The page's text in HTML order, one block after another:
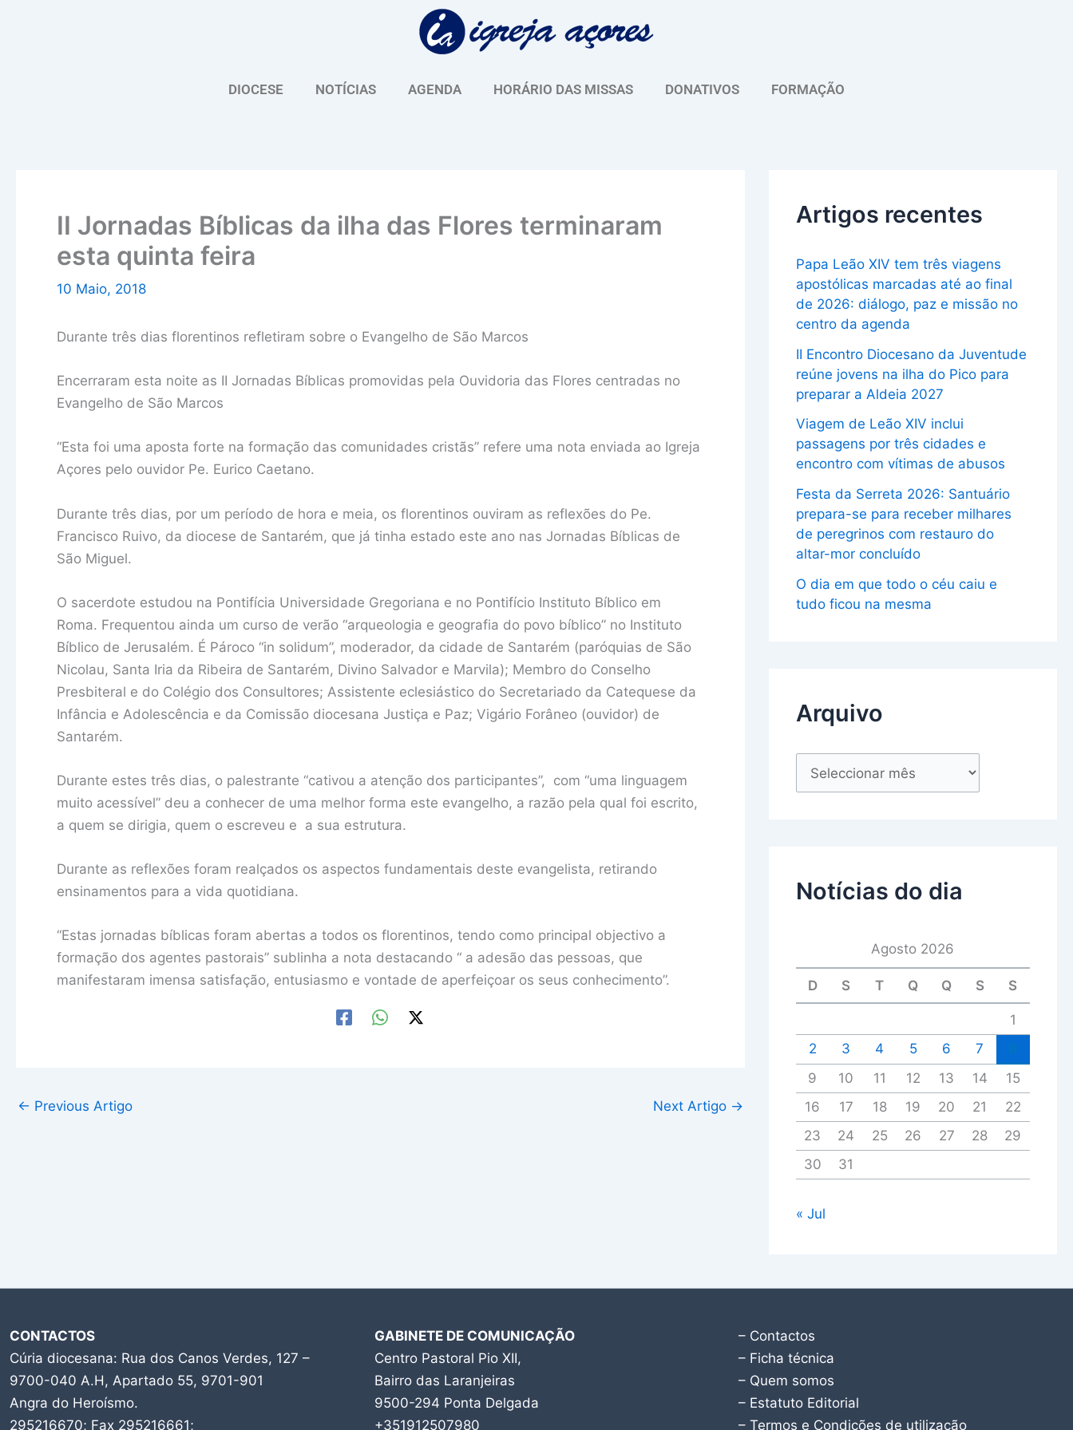
DIOCESE NOTÍCIAS AGENDA HORÁRIO DAS MISSAS DONATIVOS FORMAÇÃO
II Jornadas Bíblicas da ilha das Flores terminaram
esta quinta feira
10 Maio, 2018
Durante três dias florentinos refletiram sobre o Evangelho de São Marcos
Encerraram esta noite as II Jornadas Bíblicas promovidas pela Ouvidoria das Flores centradas no
Evangelho de São Marcos
“Esta foi uma aposta forte na formação das comunidades cristãs” refere uma nota enviada ao Igreja
Açores pelo ouvidor Pe. Eurico Caetano.
Durante três dias, por um período de hora e meia, os florentinos ouviram as reflexões do Pe.
Francisco Ruivo, da diocese de Santarém, que já tinha estado este ano nas Jornadas Bíblicas de
São Miguel.
O sacerdote estudou na Pontifícia Universidade Gregoriana e no Pontifício Instituto Bíblico em
Roma. Frequentou ainda um curso de verão “arqueologia e geografia do povo bíblico” no Instituto
Bíblico de Jerusalém. É Pároco “in solidum”, moderador, da cidade de Santarém (paróquias de São
Nicolau, Santa Iria da Ribeira de Santarém, Divino Salvador e Marvila); Membro do Conselho
Presbiteral e do Colégio dos Consultores; Assistente eclesiástico do Secretariado da Catequese da
Infância e Adolescência e da Comissão diocesana Justiça e Paz; Vigário Forâneo (ouvidor) de
Santarém.
Durante estes três dias, o palestrante “cativou a atenção dos participantes”, com “uma linguagem
muito acessível” deu a conhecer de uma melhor forma este evangelho, a razão pela qual foi escrito,
a quem se dirigia, quem o escreveu e a sua estrutura.
Durante as reflexões foram realçados os aspectos fundamentais deste evangelista, retirando
ensinamentos para a vida quotidiana.
“Estas jornadas bíblicas foram abertas a todos os florentinos, tendo como principal objectivo a
formação dos agentes pastorais” sublinha a nota destacando “ a adesão das pessoas, que
manifestaram imensa satisfação, entusiasmo e vontade de aperfeiçoar os seus conhecimento”.
← Previous Artigo Next Artigo →
Artigos recentes
Papa Leão XIV tem três viagens
apostólicas marcadas até ao final
de 2026: diálogo, paz e missão no
centro da agenda
II Encontro Diocesano da Juventude
reúne jovens na ilha do Pico para
preparar a Aldeia 2027
Viagem de Leão XIV inclui
passagens por três cidades e
encontro com vítimas de abusos
Festa da Serreta 2026: Santuário
prepara-se para receber milhares
de peregrinos com restauro do
altar-mor concluído
O dia em que todo o céu caiu e
tudo ficou na mesma
Arquivo
u
Notícias do dia
Agosto 2026
D S T Q Q S S
1
2
3 4 5 6 7
9
10 11 12 13 14
15
16
17 18 19 20 21
22
23
24 25 26 27 28
29
30
31
« Jul
CONTACTOS
Cúria diocesana: Rua dos Canos Verdes, 127 –
9700-040 A.H, Apartado 55, 9701-901
Angra do Heroísmo.
295216670; Fax 295216661;
GABINETE DE COMUNICAÇÃO
Centro Pastoral Pio XII,
Bairro das Laranjeiras
9500-294 Ponta Delgada
+351912507980
– Contactos
– Ficha técnica
– Quem somos
– Estatuto Editorial
– Termos e Condições de utilização